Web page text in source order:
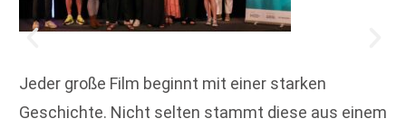
Jeder große Film beginnt mit einer starken
Geschichte. Nicht selten stammt diese aus einem